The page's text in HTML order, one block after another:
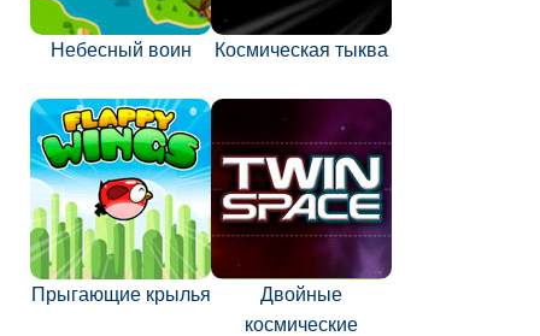
Небесный воин Космическая тыква
Прыгающие крылья
Двойные
космические